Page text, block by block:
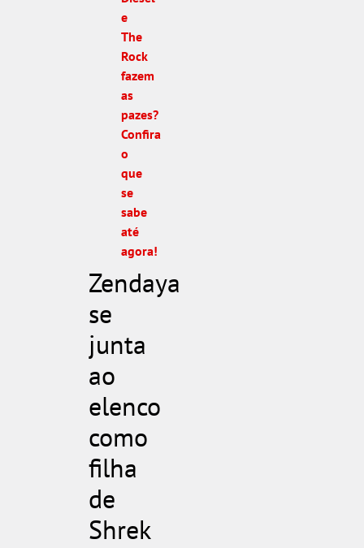
e
The
Rock
fazem
as
pazes?
Confira
o
que
se
sabe
até
agora!
Zendaya
se
junta
ao
elenco
como
filha
de
Shrek